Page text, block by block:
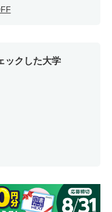
ックした大学